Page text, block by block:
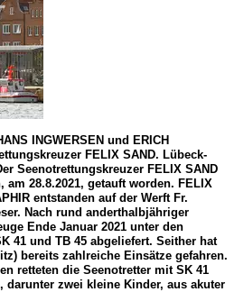
INGWERSEN und ERICH
FELIX SAND. Lübeck-
Seenotrettungskreuzer FELIX SAND
am 28.8.2021, getauft worden. FELIX
entstanden auf der Werft Fr.
Nach rund anderthalbjähriger
Ende Januar 2021 unter den
41 und TB 45 abgeliefert. Seither hat
bereits zahlreiche Einsätze gefahren.
retteten die Seenotretter mit SK 41
darunter zwei kleine Kinder, aus akuter